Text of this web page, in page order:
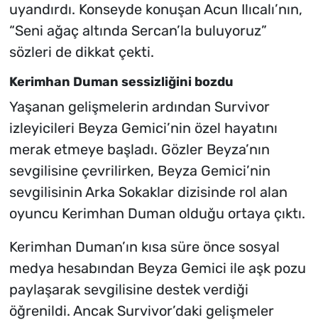
uyandırdı. Konseyde konuşan Acun Ilıcalı’nın,
“Seni ağaç altında Sercan’la buluyoruz”
sözleri de dikkat çekti.
Kerimhan Duman sessizliğini bozdu
Yaşanan gelişmelerin ardından Survivor
izleyicileri Beyza Gemici’nin özel hayatını
merak etmeye başladı. Gözler Beyza’nın
sevgilisine çevrilirken, Beyza Gemici’nin
sevgilisinin Arka Sokaklar dizisinde rol alan
oyuncu Kerimhan Duman olduğu ortaya çıktı.
Kerimhan Duman’ın kısa süre önce sosyal
medya hesabından Beyza Gemici ile aşk pozu
paylaşarak sevgilisine destek verdiği
öğrenildi. Ancak Survivor’daki gelişmeler